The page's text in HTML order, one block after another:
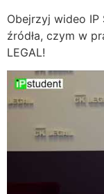
Obejrzyj wideo
źródła, czym w
LEGAL!